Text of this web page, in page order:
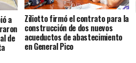
a
de
Ziliotto firmó el contrato para la
construcción de dos nuevos
acueductos de abastecimiento
en General Pico